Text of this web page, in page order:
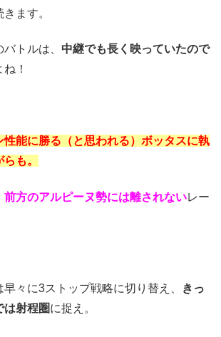
きます。
トルは、 中継でも長く映っていたので
！
性能に勝る（と思われる）ボッタスに執
も。
前方のアルピーヌ勢には離されないレー
々に3ストップ戦略に切り替え、
きっ
は射程圏に捉え。